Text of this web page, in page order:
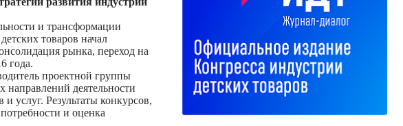
и трансформации
товаров начал
рынка, переход на
года.
проектной группы
направлений деятельности
и услуг. Результаты конкурсов,
и оценка